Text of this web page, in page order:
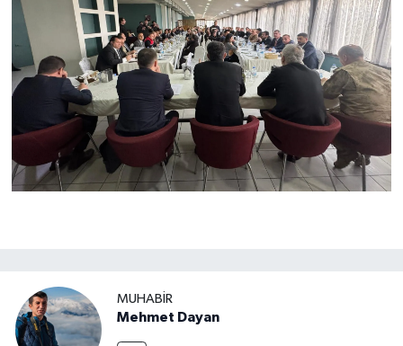
MUHABIR
Mehmet Dayan